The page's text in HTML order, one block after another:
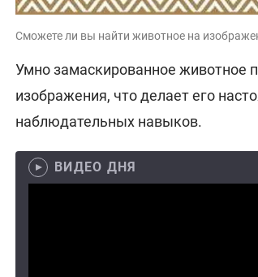
Сможете ли вы найти животное на
Умно замаскированное животное
изображения, что делает его
наблюдательных навыков.
ВИДЕО ДНЯ